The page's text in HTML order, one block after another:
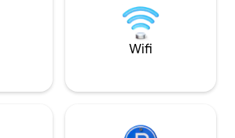
en cada
básicos de playa y
a la familia, incluido
Hay 2 piscinas
nuestros huéspedes. También
estadías de larga
especiales.
Wifi